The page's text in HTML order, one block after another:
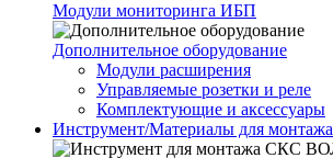
Модули мониторинга ИБП
Дополнительное оборудование
Модули расширения
Управляемые розетки и реле
Комплектующие и аксессуары
Инструмент/Материалы для монтажа